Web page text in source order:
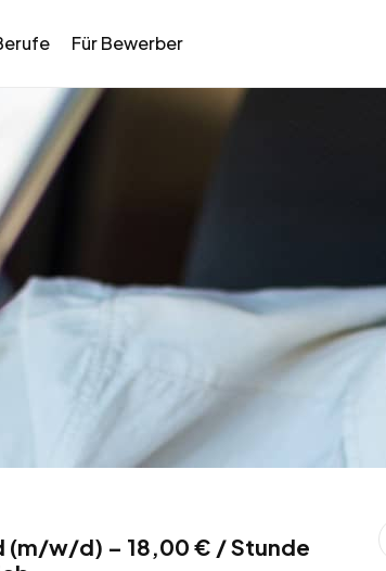
Für Bewerber
(m/w/d) – 18,00 € / Stunde